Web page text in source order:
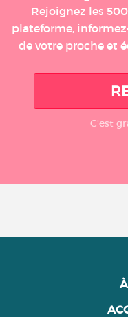
Rejoignez les
plateforme,
de votre proche et
C'est